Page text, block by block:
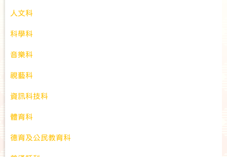
人文科
科學科
音樂科
視藝科
資訊科技科
體育科
德育及公民教育科